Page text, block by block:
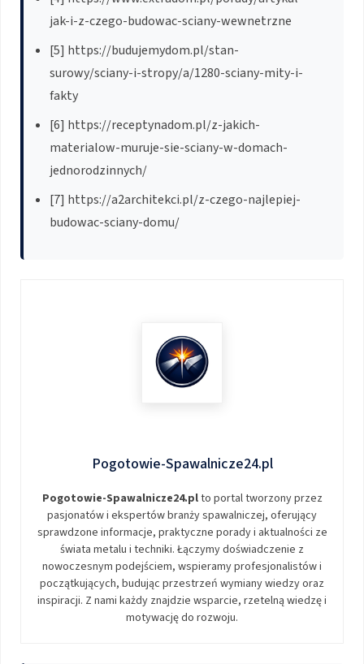
jak-i-z-czego-budowac-sciany-wewnetrzne
[5] https://budujemydom.pl/stan-
surowy/sciany-i-stropy/a/1280-sciany-mity-i-
fakty
[6] https://receptynadom.pl/z-jakich-
materialow-muruje-sie-sciany-w-domach-
jednorodzinnych/
[7] https://a2architekci.pl/z-czego-najlepiej-
budowac-sciany-domu/
Pogotowie-Spawalnicze24.pl
Pogotowie-Spawalnicze24.plto portal tworzony przez
pasjonatów i ekspertów branży spawalniczej, oferujący
sprawdzone informacje, praktyczne porady i aktualności ze
świata metalu i techniki. Łączymy doświadczenie z
nowoczesnym podejściem, wspieramy profesjonalistów i
początkujących, budując przestrzeń wymiany wiedzy oraz
inspiracji. Z nami każdy znajdzie wsparcie, rzetelną wiedzę i
motywację do rozwoju.